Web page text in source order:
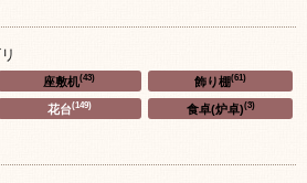
座敷机(43) 飾り棚(61)
花台(149) 食卓(炉卓)(3)